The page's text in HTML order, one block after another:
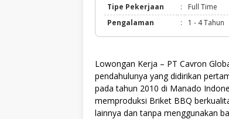
Tipe Pekerjaan
:
Full Time
Pengalaman
: 1 - 4 Tahun
Lowongan Kerja – PT Cavron
pendahulunya yang didirikan
pada tahun 2010 di Manado
memproduksi Briket BBQ
lainnya dan tanpa menggunakan